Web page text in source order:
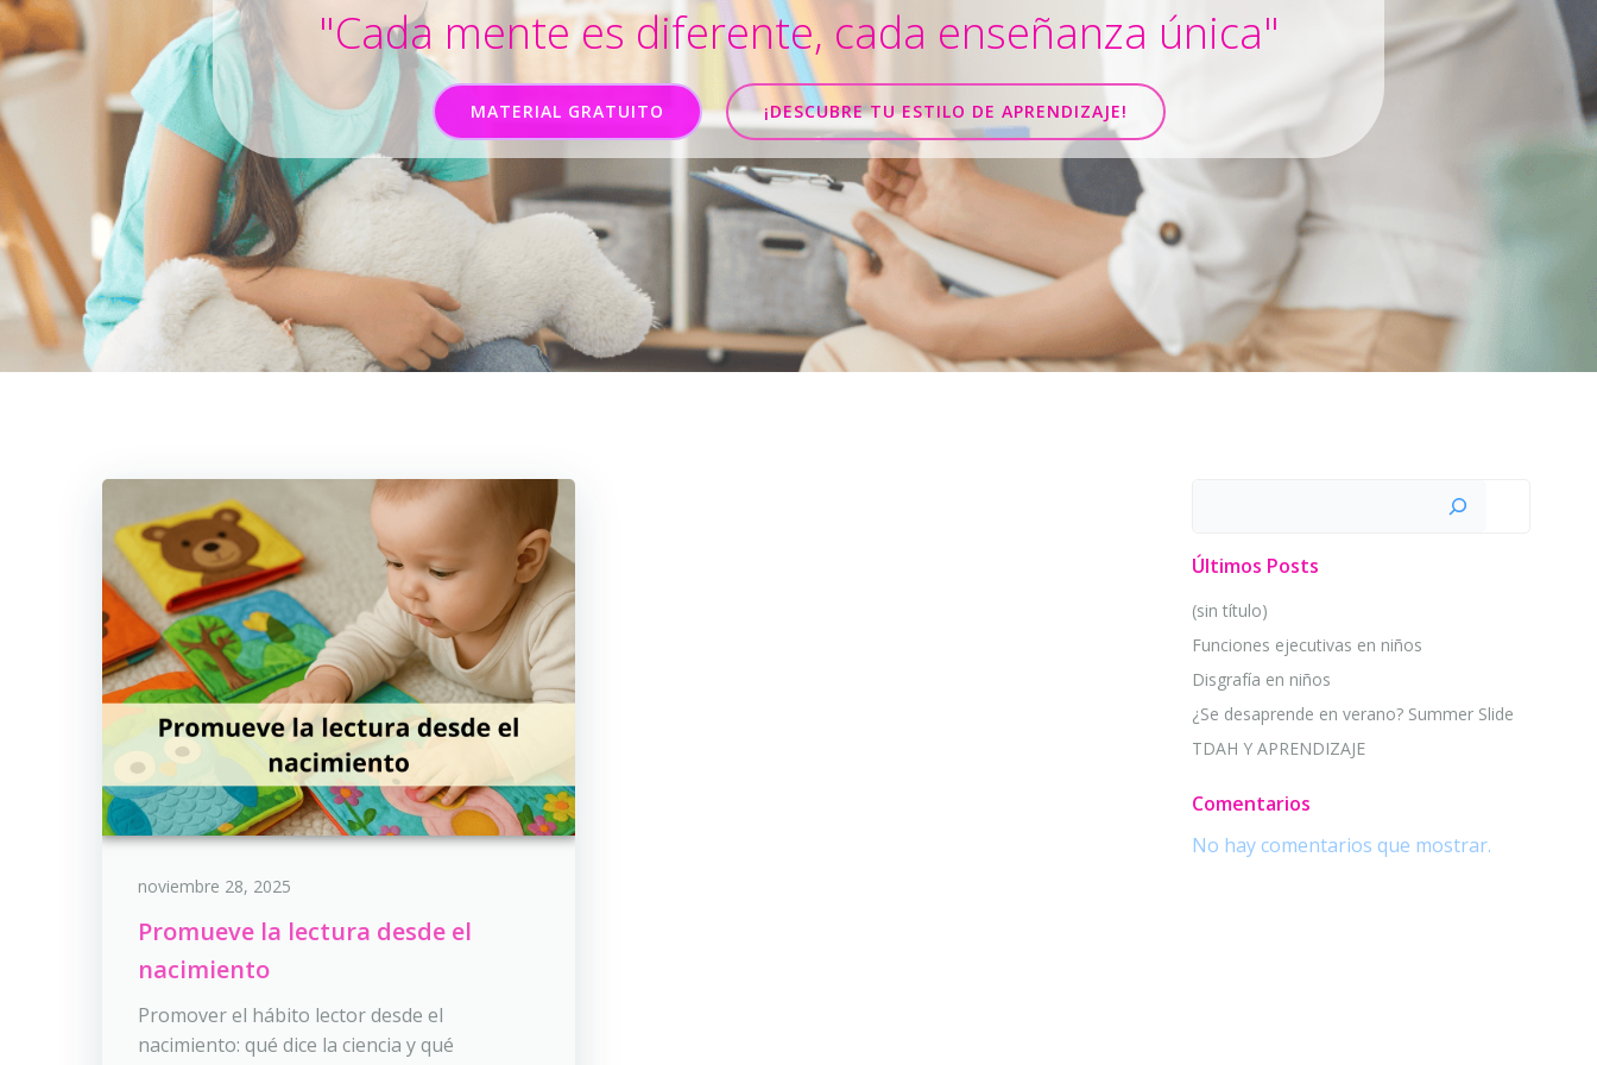
"Cada mente es diferente, cada enseñanza única"
MATERIAL GRATUITO ¡DESCUBRE TU ESTILO DE APRENDIZAJE!
noviembre 28, 2025
Promueve la lectura desde el
nacimiento
Promover el hábito lector desde el
nacimiento: qué dice la ciencia y qué
Últimos Posts
(sin título)
Funciones ejecutivas en niños
Disgrafía en niños
¿Se desaprende en verano? Summer Slide
TDAH Y APRENDIZAJE
Comentarios
No hay comentarios que mostrar.